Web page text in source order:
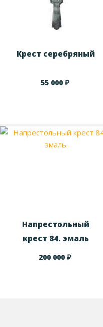
Крест серебряный
55 000 ₽
Напрестольный
крест 84. эмаль
200 000 ₽